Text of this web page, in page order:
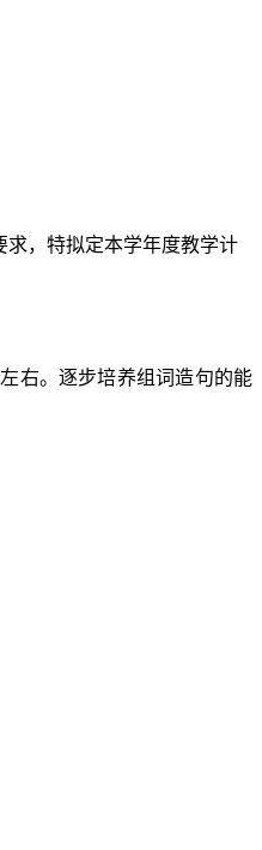
，特拟定本学年度教学计
右。逐步培养组词造句的能